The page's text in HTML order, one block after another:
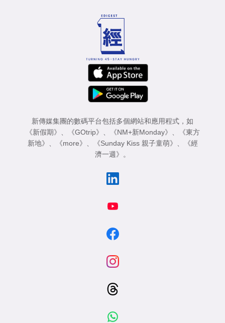
新傳媒集團的數碼平台包括多個網站和應用程式，如
《新假期》 、 《GOtrip》 、 《NM+新Monday》 、
《東方
新地》 、 《more》 、 《Sunday Kiss 親子童萌》 、
《經
濟一週》 。